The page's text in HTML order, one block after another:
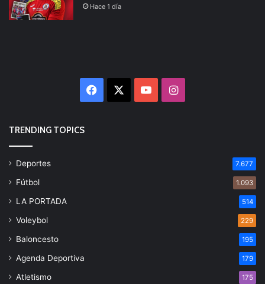
Hace 1 día
Facebook YouTubeInstagram
TRENDING TOPICS
Deportes 7.677
Fútbol 1.093
LA PORTADA 514
Voleybol 229
Baloncesto 195
Agenda Deportiva 179
Atletismo 175